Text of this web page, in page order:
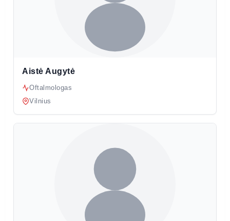
Aistė Augytė
Oftalmologas
Vilnius